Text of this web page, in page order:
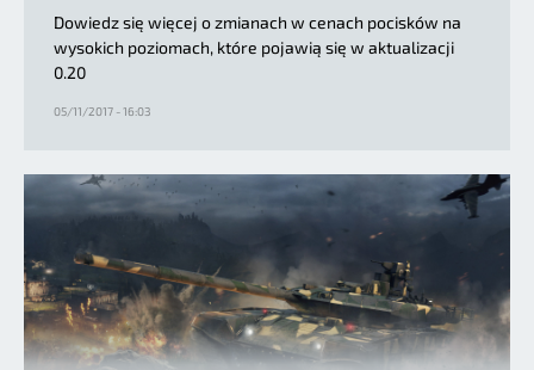
Dowiedz się więcej o zmianach w cenach pocisków na
wysokich poziomach, które pojawią się w aktualizacji
0.20
05/11/2017 - 16:03